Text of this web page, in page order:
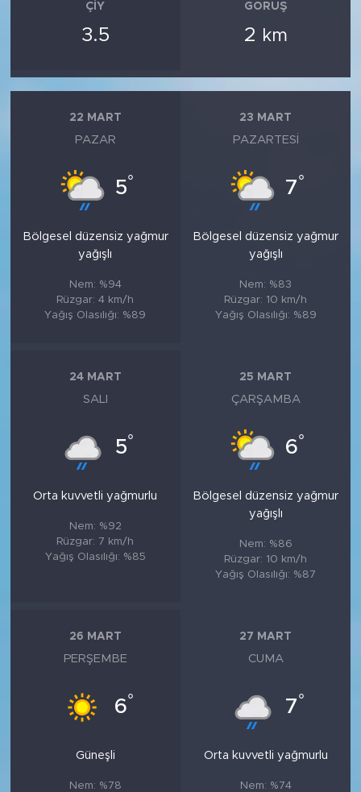
ÇIY
3.5
GÖRÜŞ
2 km
22 MART
PAZAR
5°
Bölgesel düzensiz yağmur
yağışlı
Nem: %94
Rüzgar: 4 km/h
Yağış Olasılığı: %89
23 MART
PAZARTESI
7°
Bölgesel düzensiz yağmur
yağışlı
Nem: %83
Rüzgar: 10 km/h
Yağış Olasılığı: %89
24 MART
SALI
5°
Orta kuvvetli yağmurlu
Nem: %92
Rüzgar: 7 km/h
Yağış Olasılığı: %85
25 MART
ÇARŞAMBA
6°
Bölgesel düzensiz yağmur
yağışlı
Nem: %86
Rüzgar: 10 km/h
Yağış Olasılığı: %87
26 MART
PERŞEMBE
6°
Güneşli
Nem: %78
27 MART
CUMA
7°
Orta kuvvetli yağmurlu
Nem: %74